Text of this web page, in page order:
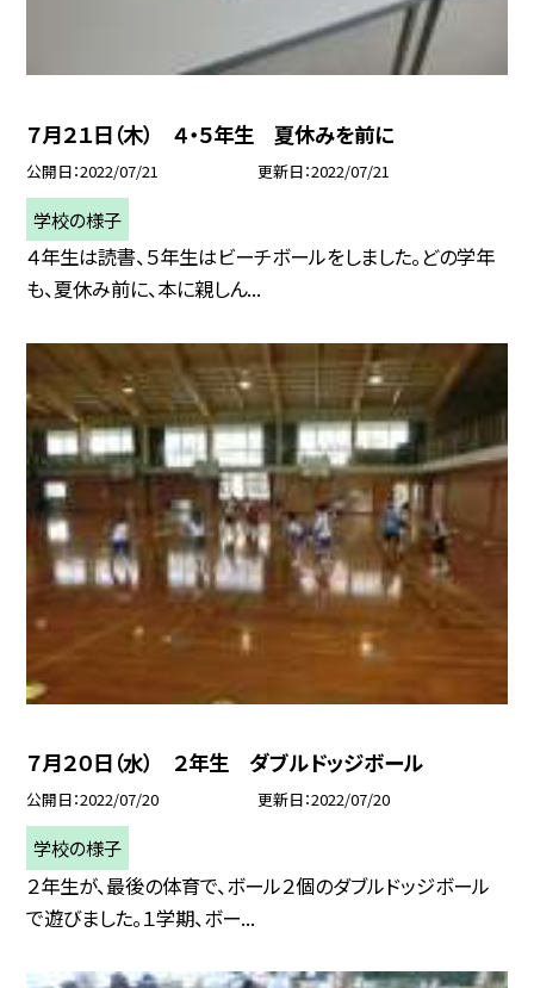
７月２１日（木） ４・５年生 夏休みを前に
公開日 2022/07/21 更新日 2022/07/21
学校の様子
４年生は読書、５年生はビーチボールをしました。どの学年
も、夏休み前に、本に親しん...
７月２０日（水） ２年生 ダブルドッジボール
公開日 2022/07/20 更新日 2022/07/20
学校の様子
２年生が、最後の体育で、ボール２個のダブルドッジボール
で遊びました。１学期、ボー...